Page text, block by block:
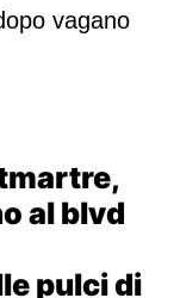
vagano
al blvd
pulci di